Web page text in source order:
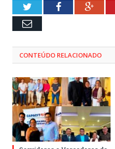
TwitterFacebook
Email
CONTEÚDO RELACIONADO